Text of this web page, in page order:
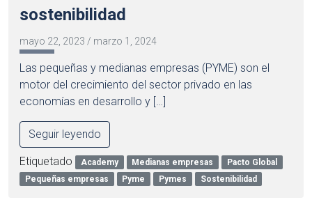
sostenibilidad
mayo 22, 2023 / marzo 1, 2024
Las pequeñas y medianas empresas (PYME) son el
motor del crecimiento del sector privado en las
economías en desarrollo y […]
Seguir leyendo
Etiquetado Academy Medianas empresas
Pacto Global
Pequeñas empresas
Pyme Pymes Sostenibilidad